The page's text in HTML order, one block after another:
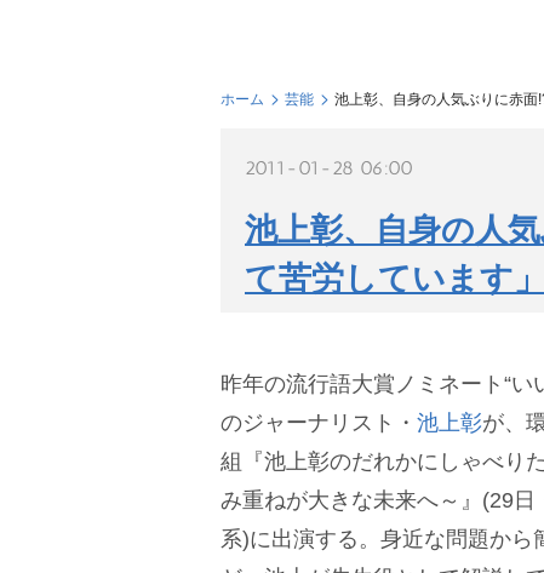
ホーム 芸能 池上彰、自身の人気ぶりに赤面
2011-01-28 06:00
池上彰、自身の人
て苦労しています」
昨年の流行語大賞ノミネート“い
のジャーナリスト・ 池上彰が、
組『池上彰のだれかにしゃべり
み重ねが大きな未来へ～』(29
系)に出演する。身近な問題から